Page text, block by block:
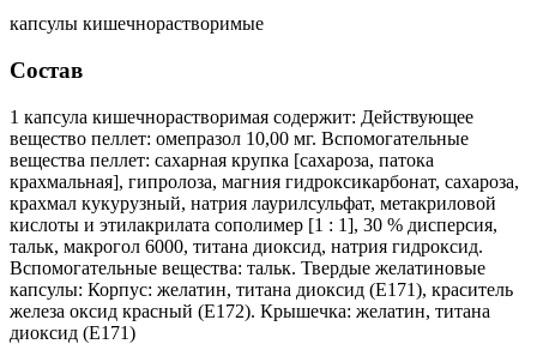
капсулы кишечнорастворимые
Состав
1 капсула кишечнорастворимая содержит: Действующее
вещество пеллет: омепразол 10,00 мг. Вспомогательные
вещества пеллет: сахарная крупка [сахароза, патока
крахмальная], гипролоза, магния гидроксикарбонат, сахароза,
крахмал кукурузный, натрия лаурилсульфат, метакриловой
кислоты и этилакрилата сополимер [1 : 1], 30 % дисперсия,
тальк, макрогол 6000, титана диоксид, натрия гидроксид.
Вспомогательные вещества: тальк. Твердые желатиновые
капсулы: Корпус: желатин, титана диоксид (Е171), краситель
железа оксид красный (Е172). Крышечка: желатин, титана
диоксид (Е171)